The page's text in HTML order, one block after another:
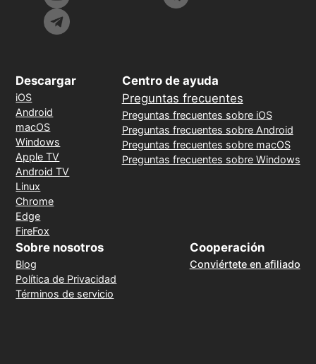
Descargar
iOS
Android
macOS
Windows
Apple TV
Android TV
Linux
Chrome
Edge
FireFox
Centro de ayuda
Preguntas frecuentes
Preguntas frecuentes sobre iOS
Preguntas frecuentes sobre Android
Preguntas frecuentes sobre macOS
Preguntas frecuentes sobre Windows
Sobre nosotros
Blog
Política de Privacidad
Términos de servicio
Cooperación
Conviértete en afiliado